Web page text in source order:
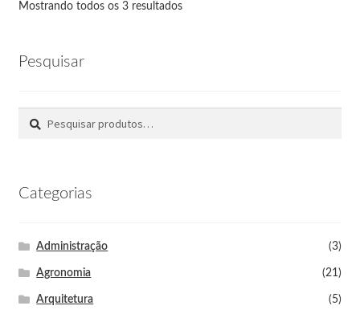
Mostrando todos os 3 resultados
Pesquisar
Pesquisar
Categorias
Administração (3)
Agronomia (21)
Arquitetura (5)